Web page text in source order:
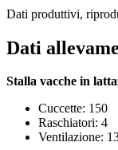
Dati produttivi,
Dati
Stalla vacche in
Cuccette: 150
Raschiatori: 4
Ventilazione: